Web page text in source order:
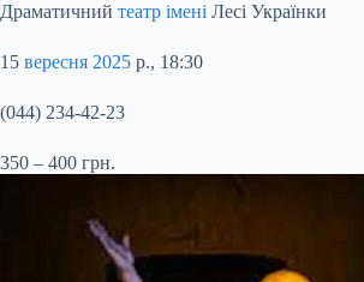
Драматичний театр імені Лесі Українки
15 вересня 2025 р., 18:30
(044) 234-42-23
350 – 400 грн.